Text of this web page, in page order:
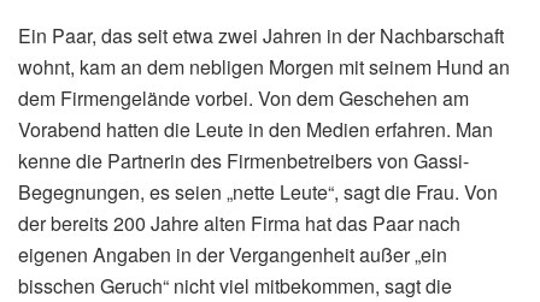
Ein Paar, das seit etwa zwei Jahren in der Nachbarschaft
wohnt, kam an dem nebligen Morgen mit seinem Hund an
dem Firmengelände vorbei. Von dem Geschehen am
Vorabend hatten die Leute in den Medien erfahren. Man
kenne die Partnerin des Firmenbetreibers von Gassi-
Begegnungen, es seien „nette Leute“, sagt die Frau. Von
der bereits 200 Jahre alten Firma hat das Paar nach
eigenen Angaben in der Vergangenheit außer „ein
bisschen Geruch“ nicht viel mitbekommen, sagt die